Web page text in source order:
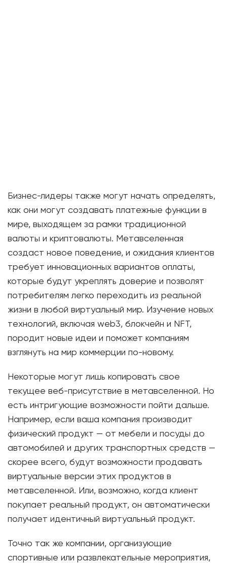
Бизнес-лидеры также могут начать определять,
как они могут создавать платежные функции в
мире, выходящем за рамки традиционной
валюты и криптовалюты. Метавселенная
создаст новое поведение, и ожидания клиентов
требует инновационных вариантов оплаты,
которые будут укреплять доверие и позволят
потребителям легко переходить из реальной
жизни в любой виртуальный мир. Изучение новых
технологий, включая web3, блокчейн и NFT,
породит новые идеи и поможет компаниям
взглянуть на мир коммерции по-новому.
Некоторые могут лишь копировать свое
текущее веб-присутствие в метавселенной. Но
есть интригующие возможности пойти дальше.
Например, если ваша компания производит
физический продукт — от мебели и посуды до
автомобилей и других транспортных средств —
скорее всего, будут возможности продавать
виртуальные версии этих продуктов в
метавселенной. Или, возможно, когда клиент
покупает реальный продукт, он автоматически
получает идентичный виртуальный продукт.
Точно так же компании, организующие
спортивные или развлекательные мероприятия,